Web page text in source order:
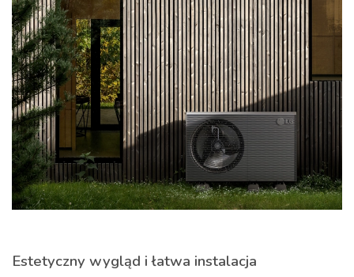
Estetyczny wygląd i łatwa instalacja